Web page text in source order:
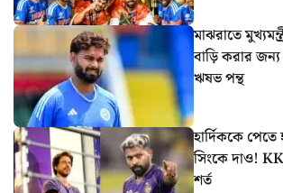
মাঝরাতে
বাড়ি করার জন্য
ঋষভ পন্থ
হার্দিককে পেতে
সিংকে দাও!
শর্ত